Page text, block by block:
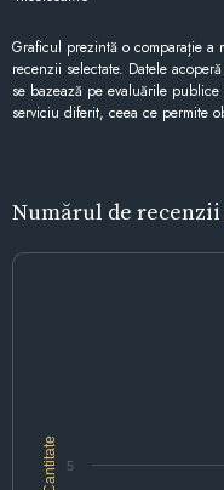
Graficul prezintă o comparație
recenzii selectate. Datele
se bazează pe evaluările
serviciu diferit, ceea ce permite
Numărul de recenzii
Cantitate 5